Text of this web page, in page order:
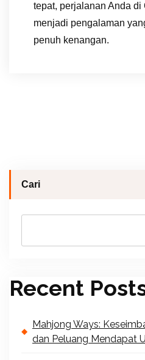
tepat, perjalanan Anda di
menjadi pengalaman
penuh kenangan.
Cari
Recent
Mahjong Ways:
dan Peluang Mendapat